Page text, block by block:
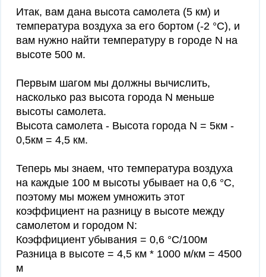
Итак, вам дана высота самолета (5 км) и
температура воздуха за его бортом (-2 °C), и
вам нужно найти температуру в городе N на
высоте 500 м.
Первым шагом мы должны вычислить,
насколько раз высота города N меньше
высоты самолета.
Высота самолета - Высота города N = 5км -
0,5км = 4,5 км.
Теперь мы знаем, что температура воздуха
на каждые 100 м высоты убывает на 0,6 °C,
поэтому мы можем умножить этот
коэффициент на разницу в высоте между
самолетом и городом N:
Коэффициент убывания = 0,6 °C/100м
Разница в высоте = 4,5 км * 1000 м/км = 4500
м